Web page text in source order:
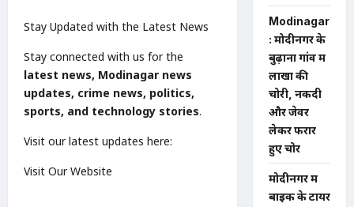
Stay Updated with the Latest News
Stay connected with us for the
latest news, Modinagar news
updates, crime news, politics,
sports, and technology stories.
Visit our latest updates here:
Visit Our Website
Modinagar
: मोदीनगर के
बुढ़ाना गांव में
लाखों की
चोरी, नकदी
और जेवर
लेकर फरार
हुए चोर
मोदीनगर में
बाइक के टायर